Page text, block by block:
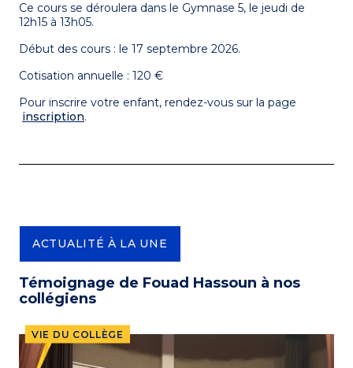
ACTUALITÉ À LA UNE
Témoignage de Fouad Hassoun à nos
collégiens
VIE DU COLLÈGE
Ce cours se déroulera dans le Gymnase 5, le jeudi de
12h15 à 13h05.
Début des cours : le 17 septembre 2026.
Cotisation annuelle : 120 €
Pour inscrire votre enfant, rendez-vous sur la page
inscription.